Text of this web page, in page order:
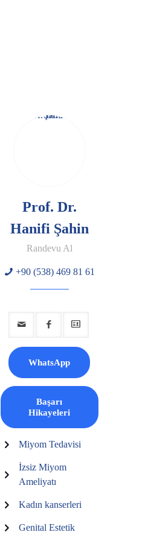
Prof. Dr.
Hanifi Şahin
Randevu Al
+90 (538) 469 81 61
WhatsApp
Başarı
Hikayeleri
Miyom Tedavisi
İzsiz Miyom
Ameliyatı
Kadın kanserleri
Genital Estetik